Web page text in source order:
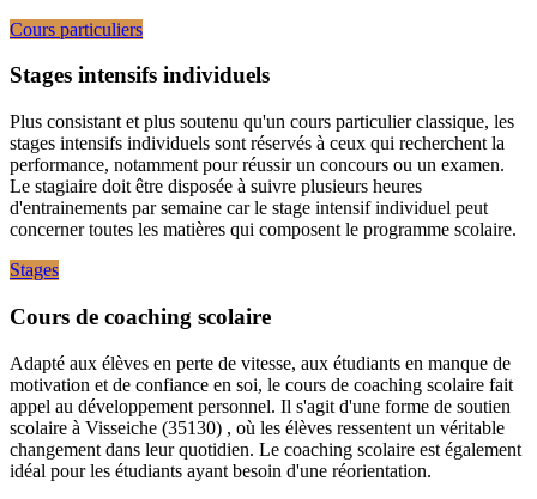
Cours particuliers
Stages intensifs individuels
Plus consistant et plus soutenu qu'un cours particulier classique, les
stages intensifs individuels sont réservés à ceux qui recherchent la
performance, notamment pour réussir un concours ou un examen.
Le stagiaire doit être disposée à suivre plusieurs heures
d'entrainements par semaine car le stage intensif individuel peut
concerner toutes les matières qui composent le programme scolaire.
Stages
Cours de coaching scolaire
Adapté aux élèves en perte de vitesse, aux étudiants en manque de
motivation et de confiance en soi, le cours de coaching scolaire fait
appel au développement personnel. Il s'agit d'une forme de soutien
scolaire à Visseiche (35130) , où les élèves ressentent un véritable
changement dans leur quotidien. Le coaching scolaire est également
idéal pour les étudiants ayant besoin d'une réorientation.